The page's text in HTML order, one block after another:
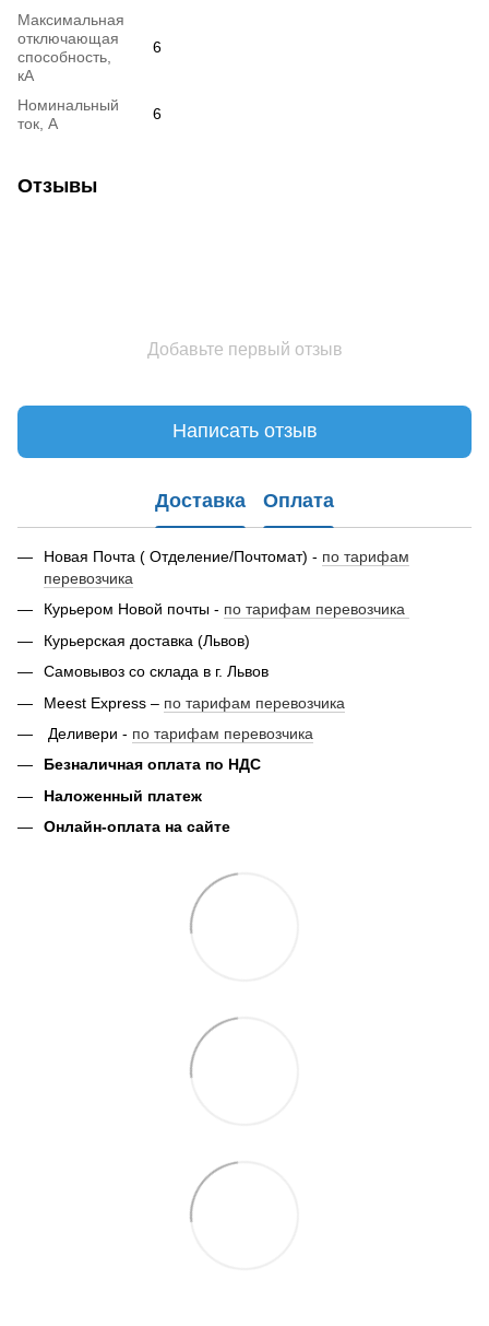
Максимальная
отключающая
способность,
кА
6
Номинальный
ток, А
6
Отзывы
Добавьте первый отзыв
Написать отзыв
Доставка Оплата
Новая Почта ( Отделение/Почтомат) - по тарифам
перевозчика
Курьером Новой почты - по тарифам перевозчика
Курьерская доставка (Львов)
Самовывоз со склада в г. Львов
Meest Express – по тарифам перевозчика
Деливери - по тарифам перевозчика
Безналичная оплата по НДС
Наложенный платеж
Онлайн-оплата на сайте